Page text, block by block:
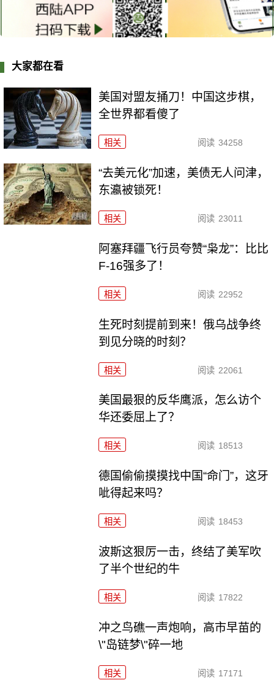
大家都在看
美国对盟友捅刀！中国这步棋，
全世界都看傻了
相关 阅读 34258
“去美元化”加速，美债无人问津，
东瀛被锁死！
相关 阅读 23011
阿塞拜疆飞行员夸赞“枭龙”：比比
F-16强多了！
相关 阅读 22952
生死时刻提前到来！俄乌战争终
到见分晓的时刻？
相关 阅读 22061
美国最狠的反华鹰派，怎么访个
华还委屈上了？
相关 阅读 18513
德国偷偷摸摸找中国“命门”，这牙
呲得起来吗？
相关 阅读 18453
波斯这狠厉一击，终结了美军吹
了半个世纪的牛
相关 阅读 17822
冲之鸟礁一声炮响，高市早苗的
\"岛链梦\"碎一地
相关 阅读 17171